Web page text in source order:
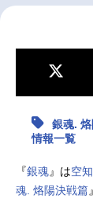
最新記事一覧
アニメ記事一覧
銀魂.
情報一覧
『銀魂』は空
魂. 烙陽決戦篇